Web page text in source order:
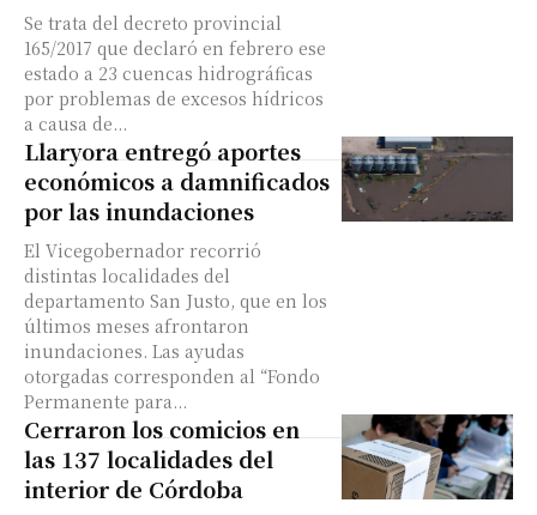
Se trata del decreto provincial
165/2017 que declaró en febrero ese
estado a 23 cuencas hidrográficas
por problemas de excesos hídricos
a causa de...
Llaryora entregó aportes
económicos a damnificados
por las inundaciones
El Vicegobernador recorrió
distintas localidades del
departamento San Justo, que en los
últimos meses afrontaron
inundaciones. Las ayudas
otorgadas corresponden al “Fondo
Permanente para...
Cerraron los comicios en
las 137 localidades del
interior de Córdoba